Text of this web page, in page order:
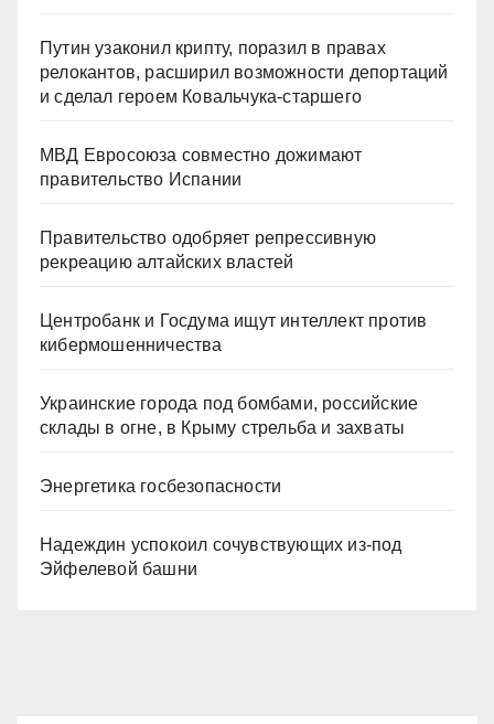
Путин узаконил крипту, поразил в правах
релокантов, расширил возможности депортаций
и сделал героем Ковальчука-старшего
МВД Евросоюза совместно дожимают
правительство Испании
Правительство одобряет репрессивную
рекреацию алтайских властей
Центробанк и Госдума ищут интеллект против
кибермошенничества
Украинские города под бомбами, российские
склады в огне, в Крыму стрельба и захваты
Энергетика госбезопасности
Надеждин успокоил сочувствующих из-под
Эйфелевой башни